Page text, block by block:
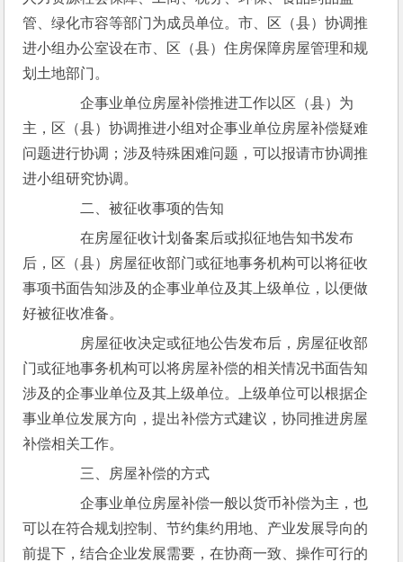
管、绿化市容等部门为成员单位。市、区（县）协调推
进小组办公室设在市、区（县）住房保障房屋管理和规
划土地部门。
企事业单位房屋补偿推进工作以区（县）为
主，区（县）协调推进小组对企事业单位房屋补偿疑难
问题进行协调；涉及特殊困难问题，可以报请市协调推
进小组研究协调。
二、被征收事项的告知
在房屋征收计划备案后或拟征地告知书发布
后，区（县）房屋征收部门或征地事务机构可以将征收
事项书面告知涉及的企事业单位及其上级单位，以便做
好被征收准备。
房屋征收决定或征地公告发布后，房屋征收部
门或征地事务机构可以将房屋补偿的相关情况书面告知
涉及的企事业单位及其上级单位。上级单位可以根据企
事业单位发展方向，提出补偿方式建议，协同推进房屋
补偿相关工作。
三、房屋补偿的方式
企事业单位房屋补偿一般以货币补偿为主，也
可以在符合规划控制、节约集约用地、产业发展导向的
前提下，结合企业发展需要，在协商一致、操作可行的